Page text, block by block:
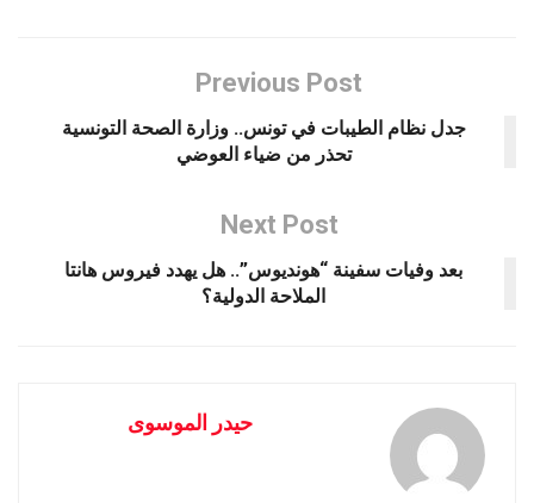
Previous Post
جدل نظام الطيبات في تونس.. وزارة الصحة التونسية
تحذر من ضياء العوضي
Next Post
بعد وفيات سفينة “هونديوس”.. هل يهدد فيروس هانتا
الملاحة الدولية؟
حيدر الموسوى